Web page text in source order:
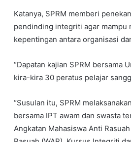
Katanya, SPRM memberi
pendinding integriti agar mampu
kepentingan antara organisasi
“Dapatan kajian SPRM bersama
kira-kira 30 peratus pelajar
“Susulan itu, SPRM
bersama IPT awam dan swasta
Angkatan Mahasiswa Anti